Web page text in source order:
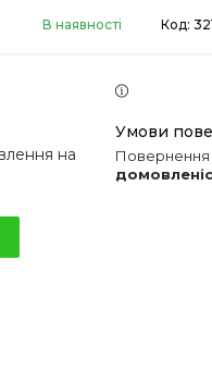
В наявності Код:
на